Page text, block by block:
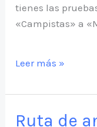
tienes las
«Campistas» a
Acampada
halloween
Leer más »
Ruta de